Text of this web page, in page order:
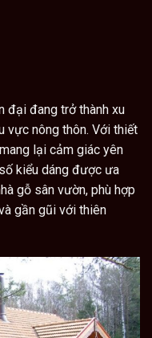
đại đang trở thành xu
vực nông thôn. Với thiết
lại cảm giác yên
kiểu dáng được ưa
gỗ sân vườn, phù hợp
gần gũi với thiên